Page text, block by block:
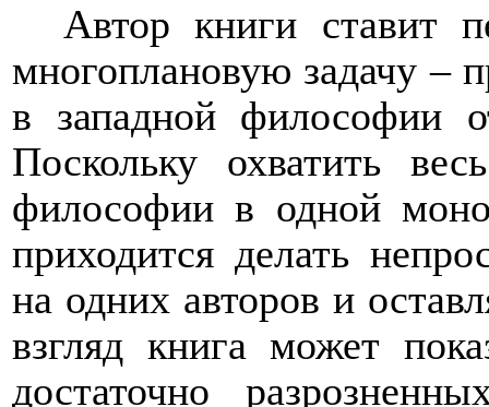
Автор книги ставит
многоплановую задачу –
в западной философии
Поскольку охватить
философии в одной
приходится делать
на одних авторов и
взгляд книга может
достаточно